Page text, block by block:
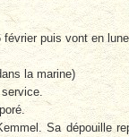
puis vont en
la marine)
Sa dépouille